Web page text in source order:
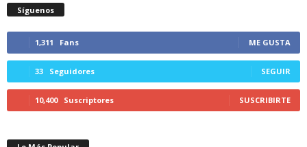
Síguenos
1,311 Fans ME GUSTA
33 Seguidores SEGUIR
10,400 Suscriptores SUSCRIBIRTE